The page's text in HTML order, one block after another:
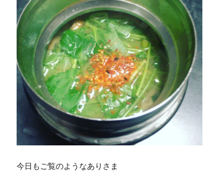
今日もご覧のようなありさま